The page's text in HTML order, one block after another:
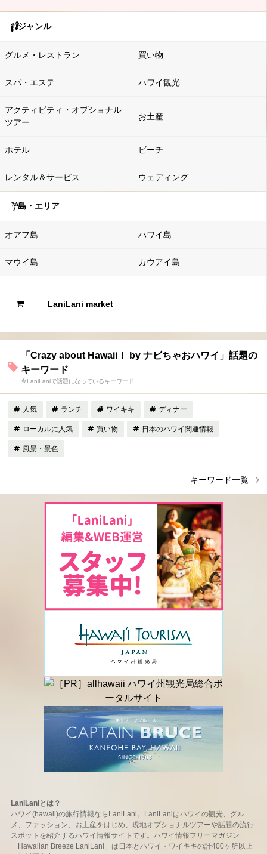
ジャンル
グルメ・レストラン 買い物
スパ・エステ ハワイ観光
アクティビティ・オプショナル
ツアー
お土産
ホテル ビーチ
レンタル＆サービス ウェディング
島・エリア
オアフ島 ハワイ島
マウイ島 カウアイ島
LaniLani market
「Crazy about Hawaii！ by ナビちゃおハワイ」話題の
キーワード
今LaniLaniで話題になっているキーワード
人気 ランチ ワイキキ ディナー
ローカルに人気 買い物 日本のハワイ関連情報
風景・景色
キーワード一覧
LaniLaniとは？
ハワイ(hawaii)の旅行情報ならLaniLani。LaniLaniはハワイの観光、グル
メ、ファッション、お土産をはじめ、現地オプショナルツアーや話題の流行
スポットを紹介するハワイ情報サイトです。ハワイ情報フリーマガジン
「Hawaiian Breeze LaniLani」は日本とハワイ・ワイキキの計400ヶ所以上